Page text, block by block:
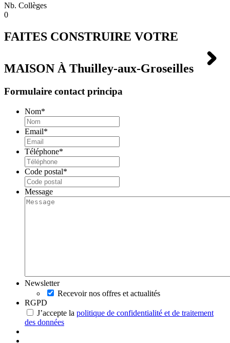
Nb. Collèges
0
FAITES CONSTRUIRE VOTRE
MAISON À Thuilley-aux-Groseilles
Formulaire contact principa
Nom*
Email*
Téléphone*
Code postal*
Message
Newsletter
Recevoir nos offres et actualités
RGPD
J’accepte la politique de confidentialité et de traitement
des données